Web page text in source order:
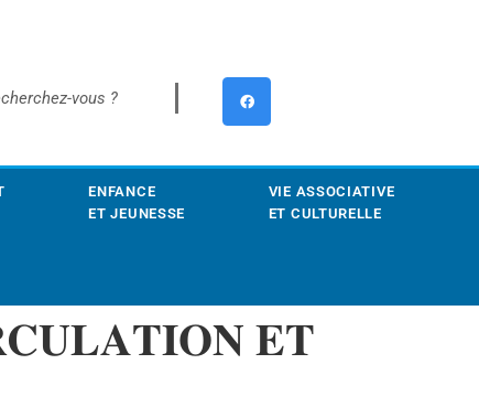
ENFANCE
ET JEUNESSE
VIE ASSOCIATIVE
ET CULTURELLE
𝐄𝐓